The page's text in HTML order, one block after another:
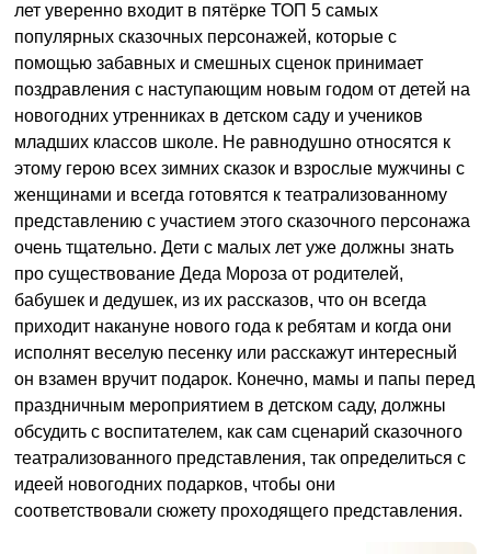
лет уверенно входит в пятёрке ТОП 5 самых
популярных сказочных персонажей, которые с
помощью забавных и смешных сценок принимает
поздравления с наступающим новым годом от детей на
новогодних утренниках в детском саду и учеников
младших классов школе. Не равнодушно относятся к
этому герою всех зимних сказок и взрослые мужчины с
женщинами и всегда готовятся к театрализованному
представлению с участием этого сказочного персонажа
очень тщательно. Дети с малых лет уже должны знать
про существование Деда Мороза от родителей,
бабушек и дедушек, из их рассказов, что он всегда
приходит накануне нового года к ребятам и когда они
исполнят веселую песенку или расскажут интересный
он взамен вручит подарок. Конечно, мамы и папы перед
праздничным мероприятием в детском саду, должны
обсудить с воспитателем, как сам сценарий сказочного
театрализованного представления, так определиться с
идеей новогодних подарков, чтобы они
соответствовали сюжету проходящего представления.